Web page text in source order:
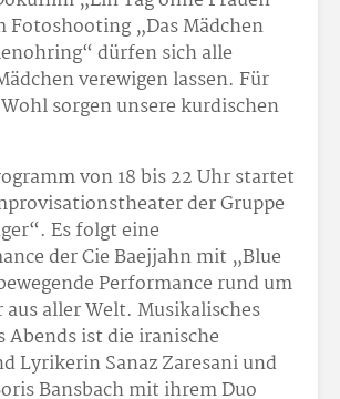
Fotoshooting „Das Mädchen
dürfen sich alle
verewigen lassen. Für
sorgen unsere kurdischen
von 18 bis 22 Uhr startet
der Gruppe
Es folgt eine
der Cie Baejjahn mit „Blue
Performance rund um
aus aller Welt. Musikalisches
Abends ist die iranische
Lyrikerin Sanaz Zaresani und
Bansbach mit ihrem Duo